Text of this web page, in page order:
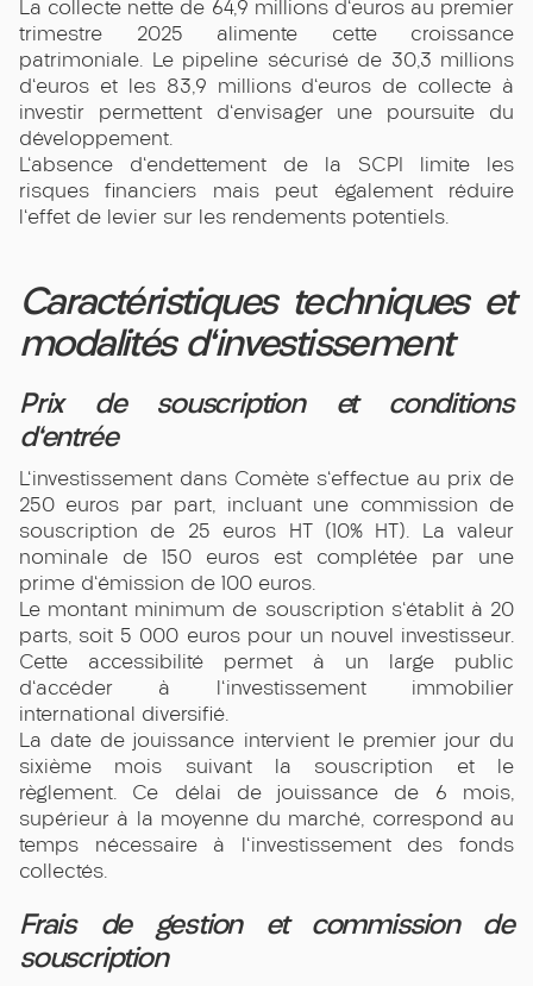
La collecte nette de 64,9 millions d'euros au premier
trimestre 2025 alimente cette croissance
patrimoniale. Le pipeline sécurisé de 30,3 millions
d'euros et les 83,9 millions d'euros de collecte à
investir permettent d'envisager une poursuite du
développement.
L'absence d'endettement de la SCPI limite les
risques financiers mais peut également réduire
l'effet de levier sur les rendements potentiels.
Caractéristiques techniques et
modalités d'investissement
Prix de souscription et conditions
d'entrée
L'investissement dans Comète s'effectue au prix de
250 euros par part, incluant une commission de
souscription de 25 euros HT (10% HT). La valeur
nominale de 150 euros est complétée par une
prime d'émission de 100 euros.
Le montant minimum de souscription s'établit à 20
parts, soit 5 000 euros pour un nouvel investisseur.
Cette accessibilité permet à un large public
d'accéder à l'investissement immobilier
international diversifié.
La date de jouissance intervient le premier jour du
sixième mois suivant la souscription et le
règlement. Ce délai de jouissance de 6 mois,
supérieur à la moyenne du marché, correspond au
temps nécessaire à l'investissement des fonds
collectés.
Frais de gestion et commission de
souscription